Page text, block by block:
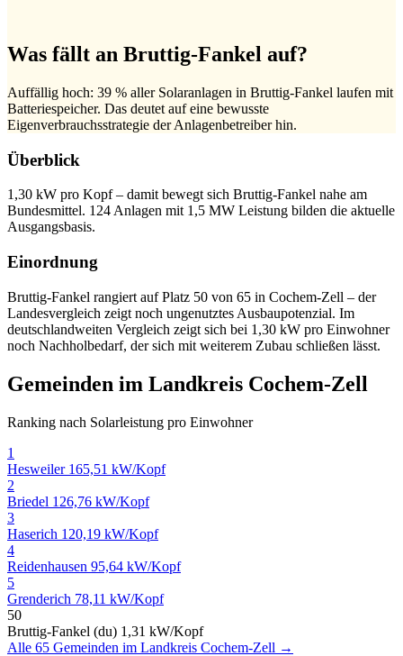
Was fällt an Bruttig-Fankel auf?
Auffällig hoch: 39 % aller Solaranlagen in Bruttig-Fankel laufen mit
Batteriespeicher. Das deutet auf eine bewusste
Eigenverbrauchsstrategie der Anlagenbetreiber hin.
Überblick
1,30 kW pro Kopf – damit bewegt sich Bruttig-Fankel nahe am
Bundesmittel. 124 Anlagen mit 1,5 MW Leistung bilden die aktuelle
Ausgangsbasis.
Einordnung
Bruttig-Fankel rangiert auf Platz 50 von 65 in Cochem-Zell – der
Landesvergleich zeigt noch ungenutztes Ausbaupotenzial. Im
deutschlandweiten Vergleich zeigt sich bei 1,30 kW pro Einwohner
noch Nachholbedarf, der sich mit weiterem Zubau schließen lässt.
Gemeinden im Landkreis Cochem-Zell
Ranking nach Solarleistung pro Einwohner
1
Hesweiler 165,51 kW/Kopf
2
Briedel 126,76 kW/Kopf
3
Haserich 120,19 kW/Kopf
4
Reidenhausen 95,64 kW/Kopf
5
Grenderich 78,11 kW/Kopf
50
Bruttig-Fankel (du) 1,31 kW/Kopf
Alle 65 Gemeinden im Landkreis Cochem-Zell →